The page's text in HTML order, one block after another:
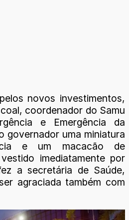
novos investimentos,
coordenador do Samu
e Emergência da
governador uma miniatura
e um macacão de
imediatamente por
a secretária de Saúde,
agraciada também com